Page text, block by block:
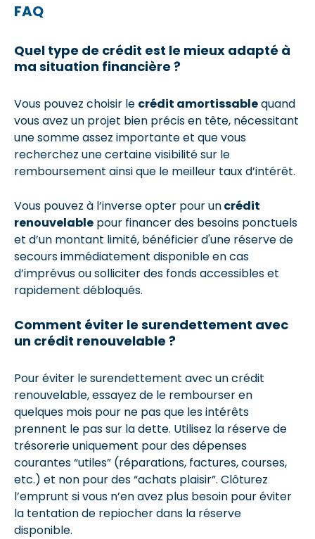
FAQ
Quel type de crédit est le mieux adapté à
ma situation financière ?
Vous pouvez choisir le crédit amortissablequand
vous avez un projet bien précis en tête, nécessitant
une somme assez importante et que vous
recherchez une certaine visibilité sur le
remboursement ainsi que le meilleur taux d’intérêt.
Vous pouvez à l’inverse opter pour uncrédit
renouvelable pour financer des besoins ponctuels
et d’un montant limité, bénéficier d'une réserve de
secours immédiatement disponible en cas
d’imprévus ou solliciter des fonds accessibles et
rapidement débloqués.
Comment éviter le surendettement avec
un crédit renouvelable ?
Pour éviter le surendettement avec un crédit
renouvelable, essayez de le rembourser en
quelques mois pour ne pas que les intérêts
prennent le pas sur la dette. Utilisez la réserve de
trésorerie uniquement pour des dépenses
courantes “utiles” (réparations, factures, courses,
etc.) et non pour des “achats plaisir”. Clôturez
l’emprunt si vous n’en avez plus besoin pour éviter
la tentation de repiocher dans la réserve
disponible.